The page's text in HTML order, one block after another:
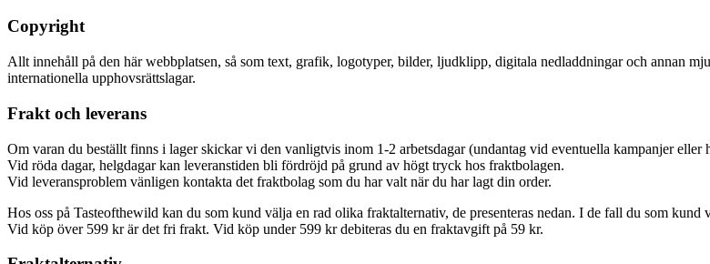
Copyright
Allt innehåll på den här webbplatsen, så som text, grafik, logotyper, bilder, ljudklipp, digitala nedladdningar och annan
internationella upphovsrättslagar.
Frakt och leverans
Om varan du beställt finns i lager skickar vi den vanligtvis inom 1-2 arbetsdagar (undantag vid eventuella kampanjer
Vid röda dagar, helgdagar kan leveranstiden bli fördröjd på grund av högt tryck hos fraktbolagen.
Vid leveransproblem vänligen kontakta det fraktbolag som du har valt när du har lagt din order.
Hos oss på Tasteofthewild kan du som kund välja en rad olika fraktalternativ, de presenteras nedan. I de fall du som
Vid köp över 599 kr är det fri frakt. Vid köp under 599 kr debiteras du en fraktavgift på 59 kr.